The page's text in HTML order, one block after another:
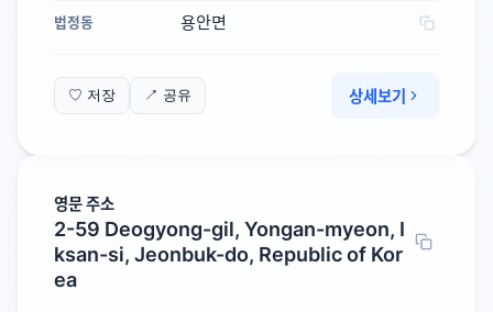
법정동 용안면
♡ 저장 ↗ 공유 상세보기
영문 주소
2-59 Deogyong-gil, Yongan-myeon, I
ksan-si, Jeonbuk-do, Republic of Kor
ea